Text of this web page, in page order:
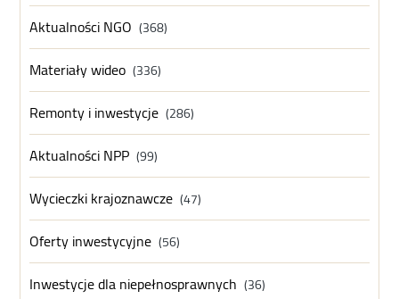
Aktualności NGO (368)
Materiały wideo (336)
Remonty i inwestycje (286)
Aktualności NPP (99)
Wycieczki krajoznawcze (47)
Oferty inwestycyjne (56)
Inwestycje dla niepełnosprawnych (36)